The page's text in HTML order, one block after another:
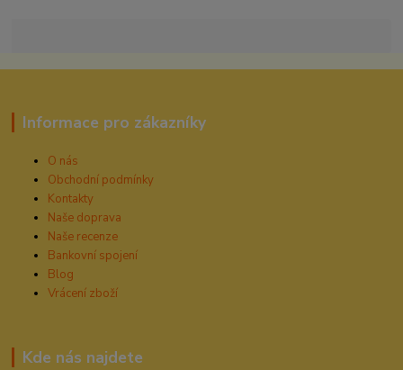
Informace pro zákazníky
O nás
Obchodní podmínky
Kontakty
Naše doprava
Naše recenze
Bankovní spojení
Blog
Vrácení zboží
Kde nás najdete